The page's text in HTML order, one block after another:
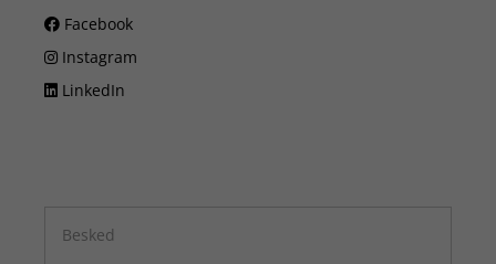
Facebook
Instagram
LinkedIn